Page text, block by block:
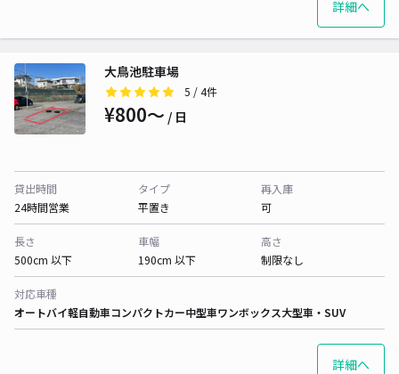
詳細へ
大鳥池駐車場
5 / 4件
¥800〜 / 日
貸出時間
24時間営業
タイプ
平置き
再入庫
可
長さ
500cm 以下
車幅
190cm 以下
高さ
制限なし
対応車種
オートバイ軽自動車コンパクトカー中型車ワンボックス大型車・SUV
詳細へ